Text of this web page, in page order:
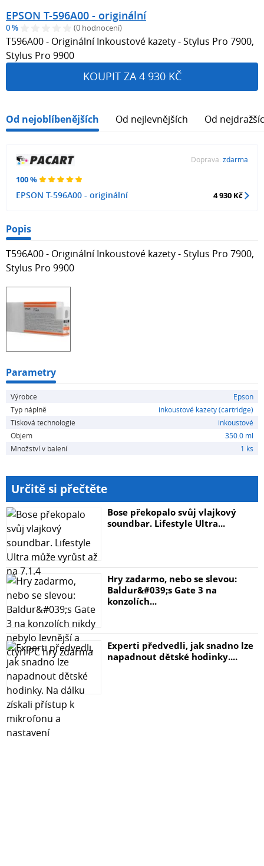
EPSON T-596A00 - originální
0 % (0 hodnocení)
T596A00 - Originální Inkoustové kazety - Stylus Pro 7900,
Stylus Pro 9900
KOUPIT ZA 4 930 KČ
Od nejoblíbenějších Od nejlevnějších Od
100 %
EPSON T-596A00 - originální
Doprava: zdarma
4 930 Kč
Popis
T596A00 - Originální Inkoustové kazety - Stylus Pro 7900,
Stylus Pro 9900
Parametry
Výrobce
Epson
Typ náplně
inkoustové kazety (cartridge)
Tisková technologie
inkoustové
Objem
350.0 ml
Množství v balení
1 ks
Určitě si přečtěte
Bose překopalo svůj vlajkový
soundbar. Lifestyle Ultra...
Hry zadarmo, nebo se slevou:
Baldur&#039;s Gate 3 na
konzolích...
Experti předvedli, jak snadno lze
napadnout dětské hodinky....